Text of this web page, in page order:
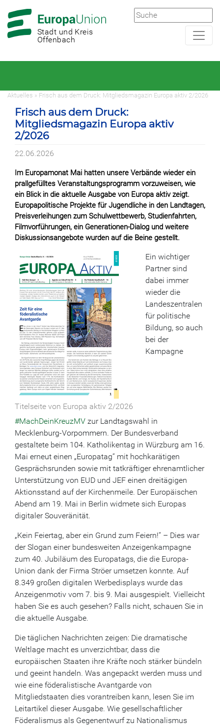
Hauptnavigation
Hauptbereich
Stadt und Kreis
Offenbach
Aktuelles » Frisch aus dem Druck: Mitgliedsmagazin Europa aktiv 2/2026
Frisch aus dem Druck:
Mitgliedsmagazin Europa aktiv
2/2026
22.06.2026
Im Europamonat Mai hatten unsere Verbände wieder ein
prallgefülltes Veranstaltungsprogramm vorzuweisen, wie
ein Blick in die aktuelle Ausgabe von Europa aktiv zeigt.
Europapolitische Projekte für Jugendliche in den Landtagen,
Preisverleihungen zum Schulwettbewerb, Studienfahrten,
Filmvorführungen, ein Generationen-Dialog und weitere
Diskussionsangebote wurden auf die Beine gestellt.
Titelseite von Europa aktiv 2/2026
Ein wichtiger
Partner sind
dabei immer
wieder die
Landeszentralen
für politische
Bildung, so auch
bei der
Kampagne
#MachDeinKreuzMV zur Landtagswahl in
Mecklenburg-Vorpommern. Der Bundesverband
gestaltete beim 104. Katholikentag in Würzburg am 16.
Mai erneut einen „Europatag“ mit hochkarätigen
Gesprächsrunden sowie mit tatkräftiger ehrenamtlicher
Unterstützung von EUD und JEF einen dreitägigen
Aktionsstand auf der Kirchenmeile. Der Europäischen
Abend am 19. Mai in Berlin widmete sich Europas
digitaler Souveränität.
„Kein Feiertag, aber ein Grund zum Feiern!“ – Dies war
der Slogan einer bundesweiten Anzeigenkampagne
zum 40. Jubiläum des Europatags, die die Europa-
Union dank der Firma Ströer umsetzen konnte. Auf
8.349 großen digitalen Werbedisplays wurde das
Anzeigenmotiv vom 7. bis 9. Mai ausgespielt. Vielleicht
haben Sie es auch gesehen? Falls nicht, schauen Sie in
die aktuelle Ausgabe.
Die täglichen Nachrichten zeigen: Die dramatische
Weltlage macht es unverzichtbar, dass die
europäischen Staaten ihre Kräfte noch stärker bündeln
und geeint handeln. Was angepackt werden muss und
wie eine föderalistische Avantgarde von
Mitgliedstaaten dies vorantreiben kann, lesen Sie im
Leitartikel dieser Ausgabe. Wie gesellschaftlicher
Föderalismus als Gegenentwurf zu Nationalismus